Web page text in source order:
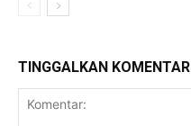
TINGGALKAN KOMENTAR